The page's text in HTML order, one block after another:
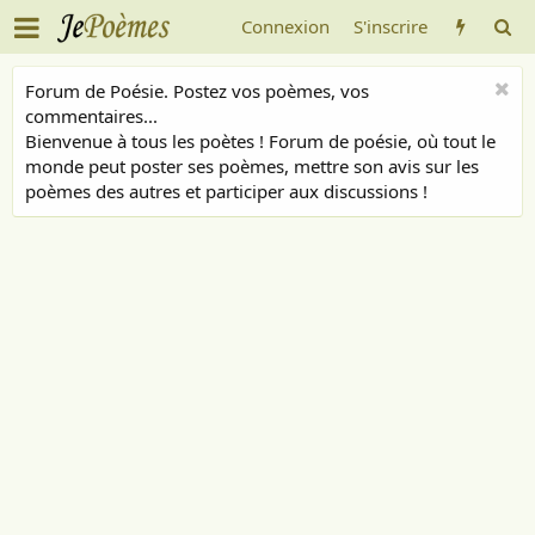
Connexion S'inscrire
Forum de Poésie. Postez vos poèmes, vos
commentaires...
Bienvenue à tous les poètes ! Forum de poésie, où tout le
monde peut poster ses poèmes, mettre son avis sur les
poèmes des autres et participer aux discussions !